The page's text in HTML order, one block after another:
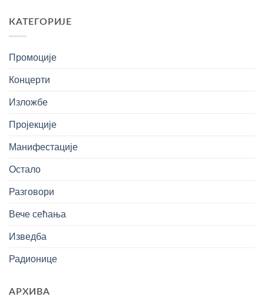
КАТЕГОРИЈЕ
Промоције
Концерти
Изложбе
Пројекције
Манифестације
Остало
Разговори
Вече сећања
Изведба
Радионице
АРХИВА